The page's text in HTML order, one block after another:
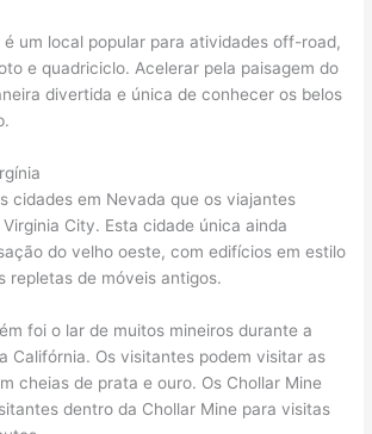
é um local popular para atividades off-road,
e quadriciclo. Acelerar pela paisagem do
divertida e única de conhecer os belos
cidades em Nevada que os viajantes
City. Esta cidade única ainda
do velho oeste, com edifícios em estilo
repletas de móveis antigos.
foi o lar de muitos mineiros durante a
Califórnia. Os visitantes podem visitar as
cheias de prata e ouro. Os Chollar Mine
dentro da Chollar Mine para visitas